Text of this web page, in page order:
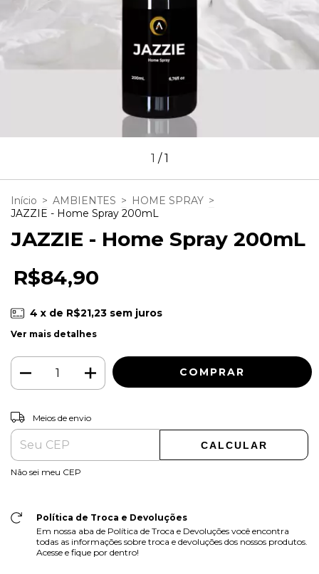
1 /1
Início > AMBIENTES > HOME SPRAY >
JAZZIE - Home Spray 200mL
JAZZIE - Home Spray 200mL
R$84,90
4 x de R$21,23 sem juros
Ver mais detalhes
Entregas para o CEP:
Meios de envio
CALCULAR
Não sei meu CEP
Política de Troca e Devoluções
Em nossa aba de Política de Troca e Devoluções você encontra
todas as informações sobre troca e devoluções dos nossos produtos.
Acesse e fique por dentro!